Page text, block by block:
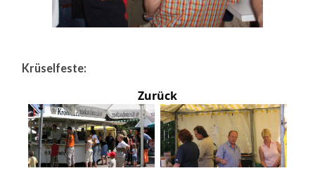
Krüselfeste:
Zurück